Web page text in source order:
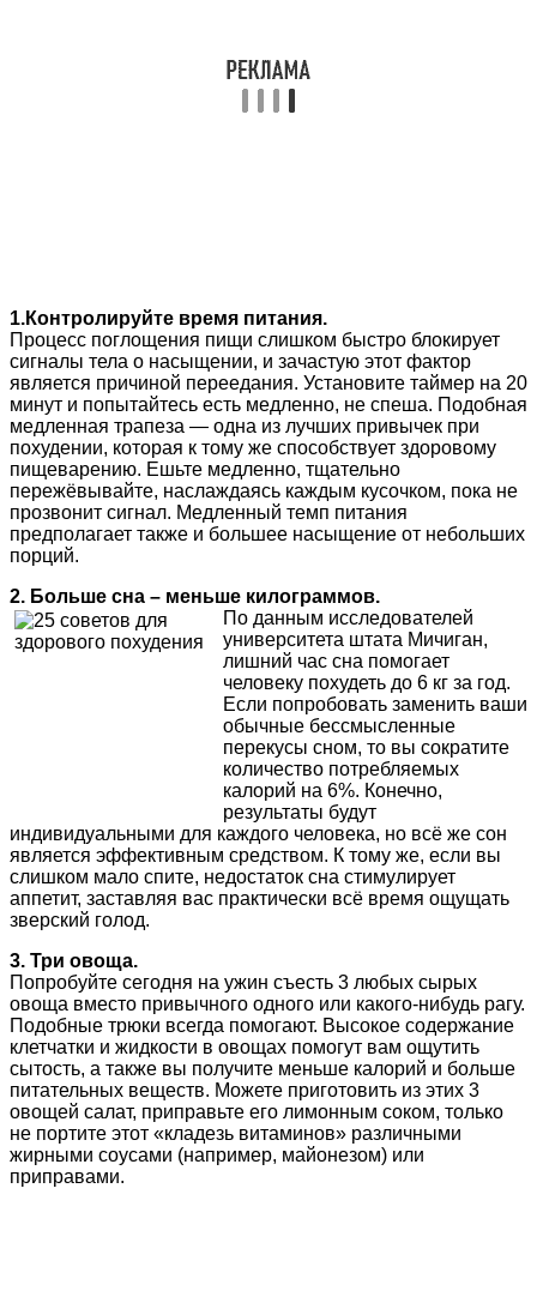
1.Контролируйте время питания.
Процесс поглощения пищи слишком быстро блокирует
сигналы тела о насыщении, и зачастую этот фактор
является причиной переедания. Установите таймер на 20
минут и попытайтесь есть медленно, не спеша. Подобная
медленная трапеза — одна из лучших привычек при
похудении, которая к тому же способствует здоровому
пищеварению. Ешьте медленно, тщательно
пережёвывайте, наслаждаясь каждым кусочком, пока не
прозвонит сигнал. Медленный темп питания
предполагает также и большее насыщение от небольших
порций.
2. Больше сна – меньше килограммов.
По данным исследователей
университета штата Мичиган,
лишний час сна помогает
человеку похудеть до 6 кг за год.
Если попробовать заменить ваши
обычные бессмысленные
перекусы сном, то вы сократите
количество потребляемых
калорий на 6%. Конечно,
результаты будут
индивидуальными для каждого человека, но всё же сон
является эффективным средством. К тому же, если вы
слишком мало спите, недостаток сна стимулирует
аппетит, заставляя вас практически всё время ощущать
зверский голод.
3. Три овоща.
Попробуйте сегодня на ужин съесть 3 любых сырых
овоща вместо привычного одного или какого-нибудь рагу.
Подобные трюки всегда помогают. Высокое содержание
клетчатки и жидкости в овощах помогут вам ощутить
сытость, а также вы получите меньше калорий и больше
питательных веществ. Можете приготовить из этих 3
овощей салат, приправьте его лимонным соком, только
не портите этот «кладезь витаминов» различными
жирными соусами (например, майонезом) или
приправами.